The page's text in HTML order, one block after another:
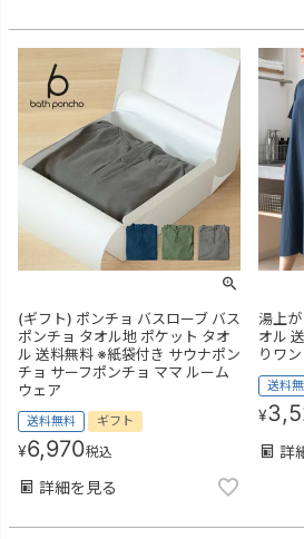
(ギフト) ポンチョ バスローブ バス
ポンチョ タオル地 ポケット タオ
ル 送料無料 ※紙袋付き サウナポン
チョ サーフポンチョ ママ ルーム
ウェア
送料無料 ギフト
¥6,970税込
詳細を見る
湯上
オル
りワ
送料
¥
詳